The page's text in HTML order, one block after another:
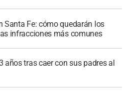
Santa Fe: cómo quedarán los
infracciones más comunes
años tras caer con sus padres al